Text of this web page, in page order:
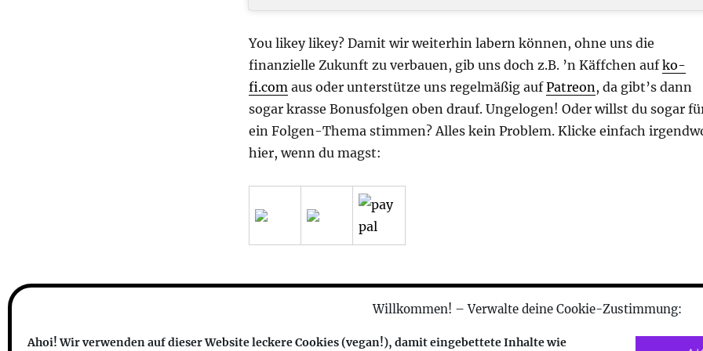
Willkommen! – Verwalte deine Cookie-Zustimmung:
Ahoi! Wir verwenden auf dieser Website leckere Cookies (vegan!), damit eingebettete Inhalte wie
You likey likey? Damit wir weiterhin labern können, ohne uns die
finanzielle Zukunft zu verbauen, gib uns doch z.B. ’n Käffchen aufko-
fi.com aus oder unterstütze uns regelmäßig aufPatreon , da gibt’s dann
sogar krasse Bonusfolgen oben drauf. Ungelogen! Oder willst du sogar
ein Folgen-Thema stimmen? Alles kein Problem. Klicke einfach
hier, wenn du magst:
transphilosophisch Datenschutzerklärung Stolz präsentiert von WordPress